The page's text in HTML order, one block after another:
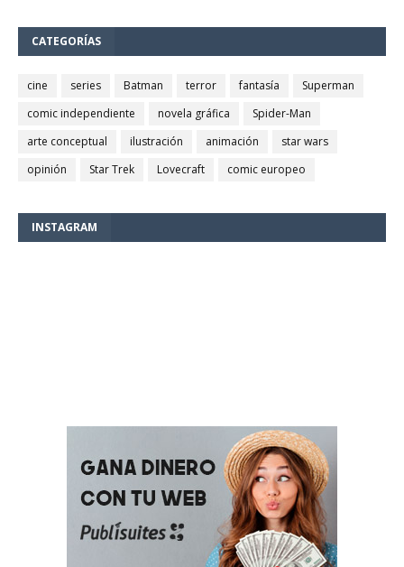
CATEGORÍAS
cine series Batman terror fantasía
Superman
comic independiente
novela gráfica
Spider-Man
arte conceptual
ilustración animación
star wars
opinión
Star Trek Lovecraft comic europeo
INSTAGRAM